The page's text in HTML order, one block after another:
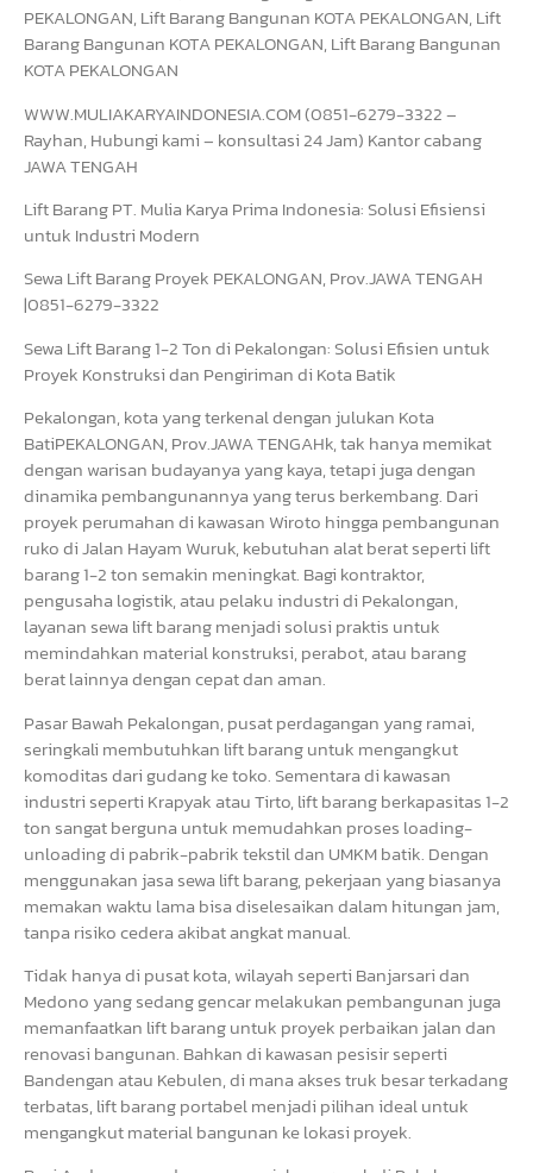
PEKALONGAN, Lift Barang Bangunan KOTA PEKALONGAN, Lift
Barang Bangunan KOTA PEKALONGAN, Lift Barang Bangunan
KOTA PEKALONGAN
WWW.MULIAKARYAINDONESIA.COM (0851-6279-3322 –
Rayhan, Hubungi kami – konsultasi 24 Jam) Kantor cabang
JAWA TENGAH
Lift Barang PT. Mulia Karya Prima Indonesia: Solusi Efisiensi
untuk Industri Modern
Sewa Lift Barang Proyek PEKALONGAN, Prov.JAWA TENGAH
|0851-6279-3322
Sewa Lift Barang 1-2 Ton di Pekalongan: Solusi Efisien untuk
Proyek Konstruksi dan Pengiriman di Kota Batik
Pekalongan, kota yang terkenal dengan julukan Kota
BatiPEKALONGAN, Prov.JAWA TENGAHk, tak hanya memikat
dengan warisan budayanya yang kaya, tetapi juga dengan
dinamika pembangunannya yang terus berkembang. Dari
proyek perumahan di kawasan Wiroto hingga pembangunan
ruko di Jalan Hayam Wuruk, kebutuhan alat berat seperti lift
barang 1-2 ton semakin meningkat. Bagi kontraktor,
pengusaha logistik, atau pelaku industri di Pekalongan,
layanan sewa lift barang menjadi solusi praktis untuk
memindahkan material konstruksi, perabot, atau barang
berat lainnya dengan cepat dan aman.
Pasar Bawah Pekalongan, pusat perdagangan yang ramai,
seringkali membutuhkan lift barang untuk mengangkut
komoditas dari gudang ke toko. Sementara di kawasan
industri seperti Krapyak atau Tirto, lift barang berkapasitas 1-2
ton sangat berguna untuk memudahkan proses loading-
unloading di pabrik-pabrik tekstil dan UMKM batik. Dengan
menggunakan jasa sewa lift barang, pekerjaan yang biasanya
memakan waktu lama bisa diselesaikan dalam hitungan jam,
tanpa risiko cedera akibat angkat manual.
Tidak hanya di pusat kota, wilayah seperti Banjarsari dan
Medono yang sedang gencar melakukan pembangunan juga
memanfaatkan lift barang untuk proyek perbaikan jalan dan
renovasi bangunan. Bahkan di kawasan pesisir seperti
Bandengan atau Kebulen, di mana akses truk besar terkadang
terbatas, lift barang portabel menjadi pilihan ideal untuk
mengangkut material bangunan ke lokasi proyek.